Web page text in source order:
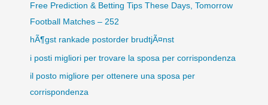
Free Prediction & Betting Tips These Days, Tomorrow
Football Matches – 252
hÃ¶gst rankade postorder brudtjÃ¤nst
i posti migliori per trovare la sposa per corrispondenza
il posto migliore per ottenere una sposa per
corrispondenza